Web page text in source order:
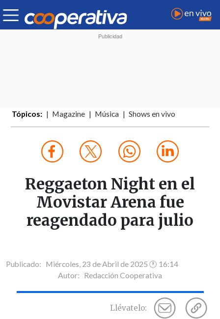
Tópicos: Magazine Música Shows en vivo
Reggaeton Night en el
Movistar Arena fue
reagendado para julio
Publicado: Miércoles, 23 de Abril de 2025 🕐 16:14
Autor: Redacción Cooperativa
Llévatelo: